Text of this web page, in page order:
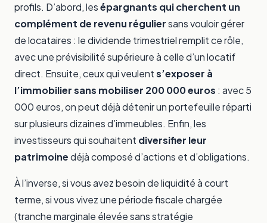
profils. D’abord, lesépargnants qui cherchent un
complément de revenu réguliersans vouloir gérer
de locataires : le dividende trimestriel remplit ce rôle,
avec une prévisibilité supérieure à celle d’un locatif
direct. Ensuite, ceux qui veulents’exposer à
l’immobilier sans mobiliser 200 000 euros : avec 5
000 euros, on peut déjà détenir un portefeuille réparti
sur plusieurs dizaines d’immeubles. Enfin, les
investisseurs qui souhaitent diversifier leur
patrimoinedéjà composé d’actions et d’obligations.
À l’inverse, si vous avez besoin de liquidité à court
terme, si vous vivez une période fiscale chargée
(tranche marginale élevée sans stratégie